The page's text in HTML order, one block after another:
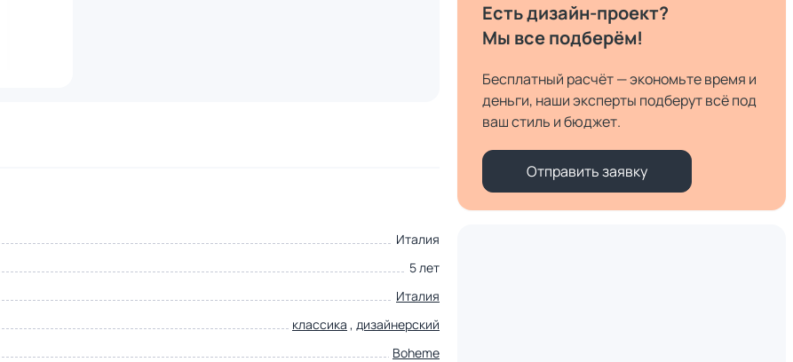
Италия
5 лет
Италия
классика , дизайнерский
Boheme
Есть дизайн-проект?
Мы все подберём!
Бесплатный расчёт — экономьте время и
деньги, наши эксперты подберут всё под
ваш стиль и бюджет.
Отправить заявку